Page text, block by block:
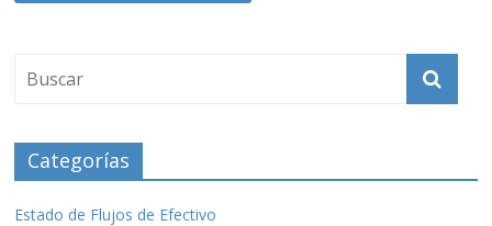
Categorías
Estado de Flujos de Efectivo